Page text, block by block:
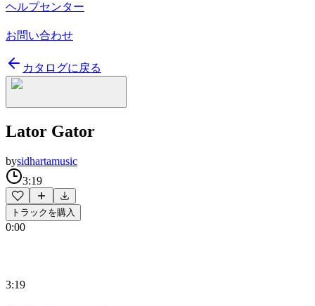
ヘルプセンター
お問い合わせ
カタログに戻る
Lator Gator
bysidhartamusic
3:19
トラックを購入
0:00
3:19